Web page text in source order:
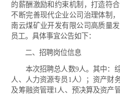
的薪酬激励和约束机制，打造符
不断完善现代企业公司治理体制
南云煤矿业开发有限公司高质量
员工。具体事宜公告如下：
二、招聘岗位信息
本次招聘总人数9人。其中：综
人、人力资源专员1人）；资产财
及筹融资管理1人、预决算及资产